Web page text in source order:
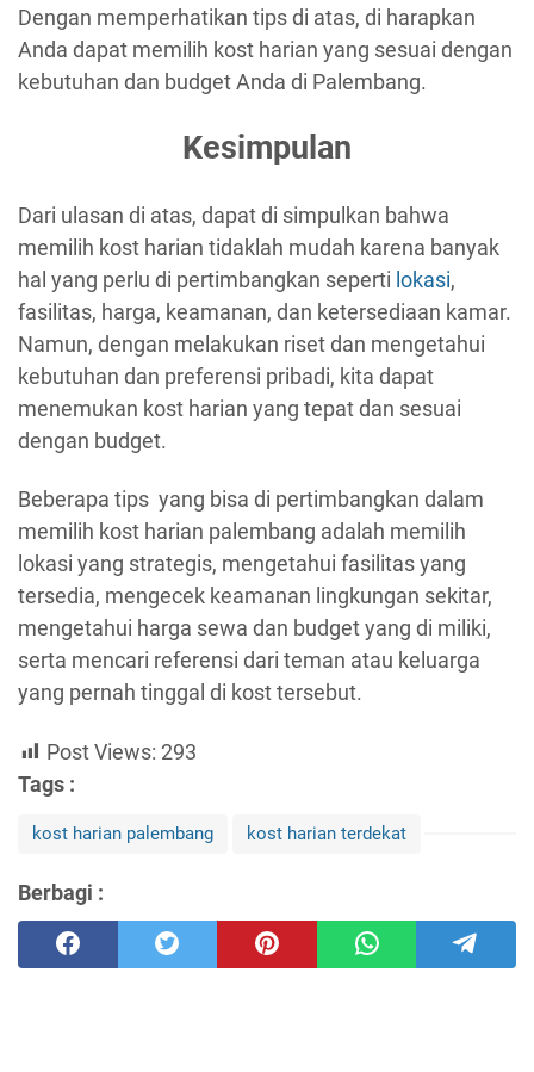
Dengan memperhatikan tips di atas, di harapkan
Anda dapat memilih kost harian yang sesuai dengan
kebutuhan dan budget Anda di Palembang.
Kesimpulan
Dari ulasan di atas, dapat di simpulkan bahwa
memilih kost harian tidaklah mudah karena banyak
hal yang perlu di pertimbangkan seperti lokasi,
fasilitas, harga, keamanan, dan ketersediaan kamar.
Namun, dengan melakukan riset dan mengetahui
kebutuhan dan preferensi pribadi, kita dapat
menemukan kost harian yang tepat dan sesuai
dengan budget.
Beberapa tips yang bisa di pertimbangkan dalam
memilih kost harian palembang adalah memilih
lokasi yang strategis, mengetahui fasilitas yang
tersedia, mengecek keamanan lingkungan sekitar,
mengetahui harga sewa dan budget yang di miliki,
serta mencari referensi dari teman atau keluarga
yang pernah tinggal di kost tersebut.
Post Views: 293
Tags :
kost harian palembang kost harian terdekat
Berbagi :